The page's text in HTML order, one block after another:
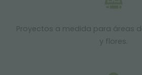
Proyectos a medida para áreas
y flores.